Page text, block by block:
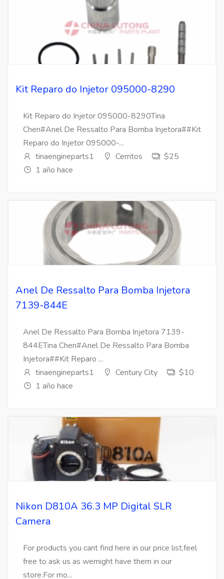
Kit Reparo do Injetor 095000-8290
Kit Reparo do Injetor 095000-8290Tina
Chen#Anel De Ressalto Para Bomba Injetora##Kit
Reparo do Injetor 095000-...
tinaengineparts1
Cerritos
$25
1 año hace
Anel De Ressalto Para Bomba Injetora
7139-844E
Anel De Ressalto Para Bomba Injetora 7139-
844ETina Chen#Anel De Ressalto Para Bomba
Injetora##Kit Reparo ...
tinaengineparts1
Century City
$10
1 año hace
Nikon D810A 36.3 MP Digital SLR
Camera
For products you cant find here in our price list,feel
free to ask us as wemight have them in our
store.For mo...